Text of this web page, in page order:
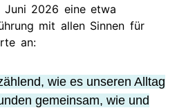
2026 eine etwa
mit allen Sinnen für
an:
wie es unseren Alltag
gemeinsam, wie und